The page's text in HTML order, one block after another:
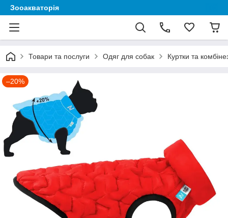
Зооакваторія
Товари та послуги Одяг для собак Куртки та
–20%